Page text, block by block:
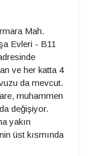
Mah.
Evleri - B11
ve her katta 4
da mevcut.
muhammen
değişiyor.
yakın
üst kısmında